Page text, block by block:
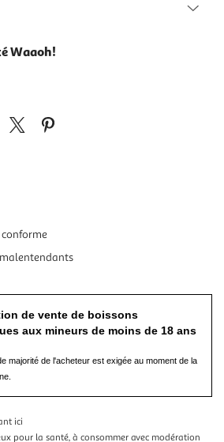
Waaoh!
conforme
de vente de boissons
aux mineurs de moins de 18 ans
majorité de l'acheteur est exigée au moment de la
ici
pour la santé, à consommer avec modération